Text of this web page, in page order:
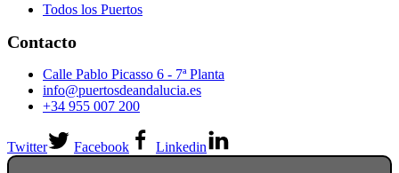
Todos los Puertos
Contacto
Calle Pablo Picasso 6 - 7ª Planta
info@puertosdeandalucia.es
+34 955 007 200
Twitter Facebook Linkedin